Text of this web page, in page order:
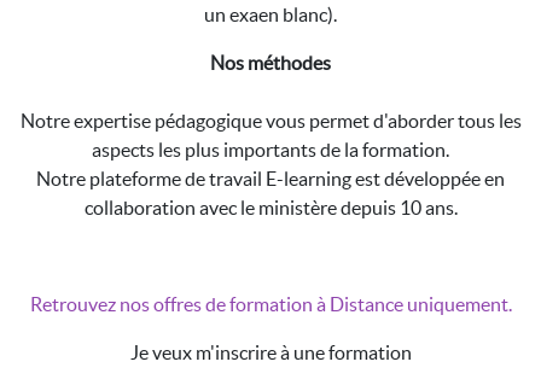
un exaen blanc).
Nos méthodes
Notre expertise pédagogique vous permet d'aborder tous les
aspects les plus importants de la formation.
Notre plateforme de travail E-learning est développée en
collaboration avec le ministère depuis 10 ans.
Retrouvez nos offres de formation à Distance uniquement.
Je veux m'inscrire à une formation